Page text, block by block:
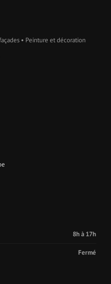
• Peinture et décoration
8h à 17h
Fermé